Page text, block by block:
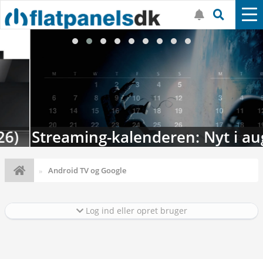
Streaming-kalenderen: Nyt i august
Android TV og Google
Log ind eller opret bruger